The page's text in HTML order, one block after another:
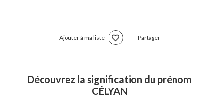
Ajouter à ma liste Partager
Découvrez la signification du prénom
CÉLYAN